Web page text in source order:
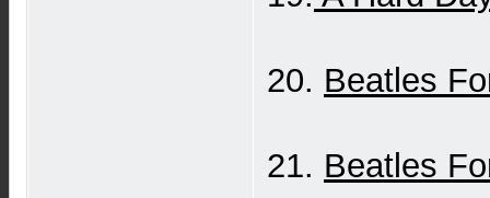
20. Beatles
21. Beatles